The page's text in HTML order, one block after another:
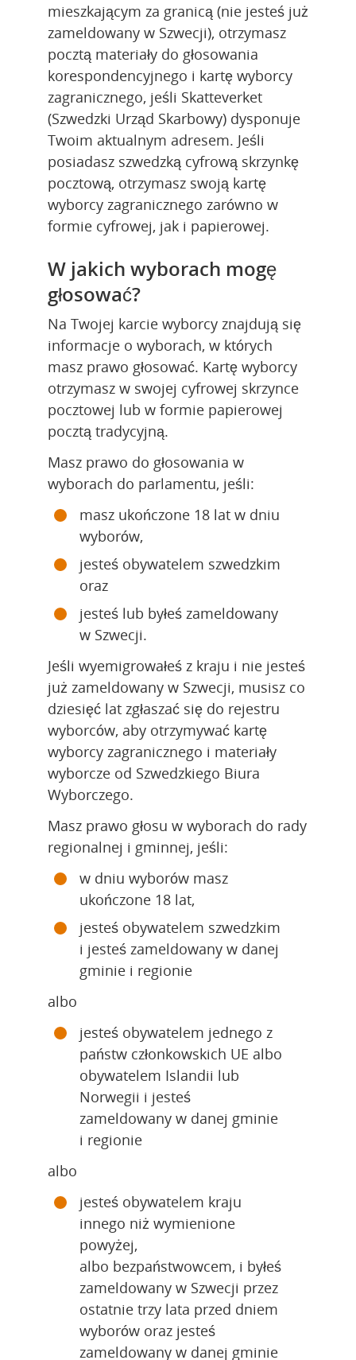
mieszkającym za granicą (nie jesteś już
zameldowany w Szwecji), otrzymasz
pocztą materiały do głosowania
korespondencyjnego i kartę wyborcy
zagranicznego, jeśli Skatteverket
(Szwedzki Urząd Skarbowy) dysponuje
Twoim aktualnym adresem. Jeśli
posiadasz szwedzką cyfrową skrzynkę
pocztową, otrzymasz swoją kartę
wyborcy zagranicznego zarówno w
formie cyfrowej, jak i papierowej.
W jakich wyborach mogę
głosować?
Na Twojej karcie wyborcy znajdują się
informacje o wyborach, w których
masz prawo głosować. Kartę wyborcy
otrzymasz w swojej cyfrowej skrzynce
pocztowej lub w formie papierowej
pocztą tradycyjną.
Masz prawo do głosowania w
wyborach do parlamentu, jeśli:
masz ukończone 18 lat w dniu
wyborów,
jesteś obywatelem szwedzkim
oraz
jesteś lub byłeś zameldowany
w Szwecji.
Jeśli wyemigrowałeś z kraju i nie jesteś
już zameldowany w Szwecji, musisz co
dziesięć lat zgłaszać się do rejestru
wyborców, aby otrzymywać kartę
wyborcy zagranicznego i materiały
wyborcze od Szwedzkiego Biura
Wyborczego.
Masz prawo głosu w wyborach do rady
regionalnej i gminnej, jeśli:
w dniu wyborów masz
ukończone 18 lat,
jesteś obywatelem szwedzkim
i jesteś zameldowany w danej
gminie i regionie
albo
jesteś obywatelem jednego z
państw członkowskich UE albo
obywatelem Islandii lub
Norwegii i jesteś
zameldowany w danej gminie
i regionie
albo
jesteś obywatelem kraju
innego niż wymienione
powyżej,
albo bezpaństwowcem, i byłeś
zameldowany w Szwecji przez
ostatnie trzy lata przed dniem
wyborów oraz jesteś
zameldowany w danej gminie